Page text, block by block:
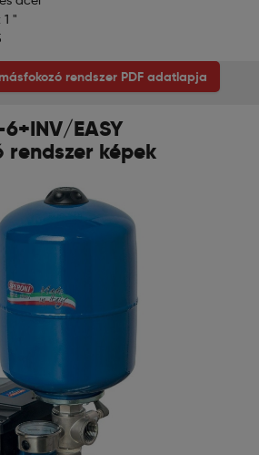
1 "
rendszer PDF adatlapja
6+INV/EASY
rendszer képek